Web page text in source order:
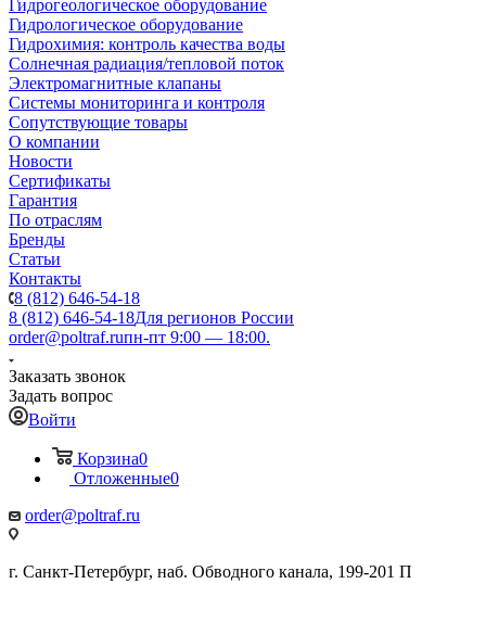
Гидрогеологическое оборудование
Гидрологическое оборудование
Гидрохимия: контроль качества воды
Солнечная радиация/тепловой поток
Электромагнитные клапаны
Системы мониторинга и контроля
Сопутствующие товары
О компании
Новости
Сертификаты
Гарантия
По отраслям
Бренды
Статьи
Контакты
8 (812) 646-54-18
8 (812) 646-54-18Для регионов России
order@poltraf.ruпн-пт 9:00 — 18:00.
Заказать звонок
Задать вопрос
Войти
Корзина0
Отложенные0
order@poltraf.ru
г. Санкт-Петербург, наб. Обводного канала, 199-201 П